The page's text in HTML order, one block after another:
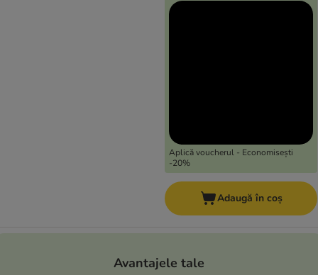
Aplică voucherul - Economisești
-20%
Adaugă în coș
Avantajele tale